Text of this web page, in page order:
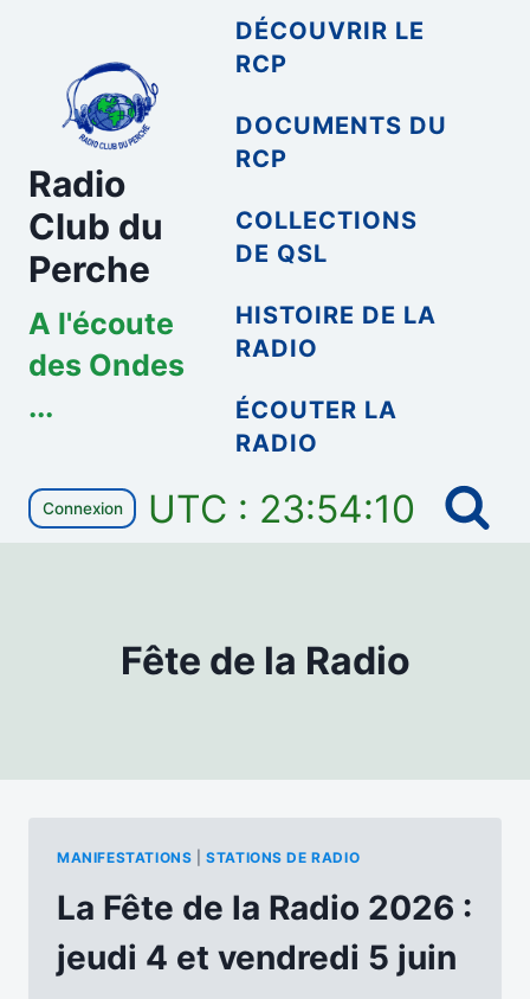
contenu
Radio
Club du
Perche
A l'écoute
des Ondes
...
DÉCOUVRIR LE
RCP
DOCUMENTS DU
RCP
COLLECTIONS
DE QSL
HISTOIRE DE LA
RADIO
ÉCOUTER LA
RADIO
Connexion UTC : 23:54:10
Fête de la Radio
MANIFESTATIONS |STATIONS DE RADIO
La Fête de la Radio 2026 :
jeudi 4 et vendredi 5 juin